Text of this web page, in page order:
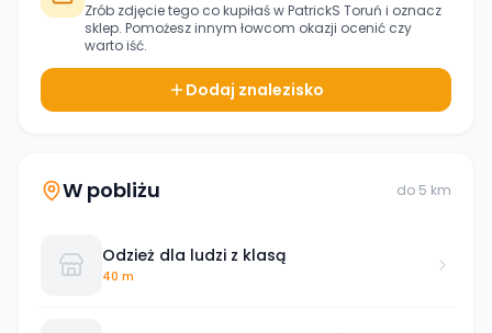
Zrób zdjęcie tego co kupiłaś wPatrickS Toruń i oznacz
sklep. Pomożesz innym łowcom okazji ocenić czy
warto iść.
Dodaj znalezisko
W pobliżu do 5 km
Odzież dla ludzi z klasą
40 m